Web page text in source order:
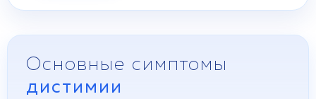
Основные симптомы
дистимии